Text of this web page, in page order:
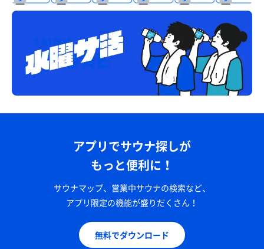
アプリでサウナ探しが
もっと便利に！
サウナマップ、営業中サウナの検索など、
アプリ限定の機能が盛りだくさん！
無料でダウンロード